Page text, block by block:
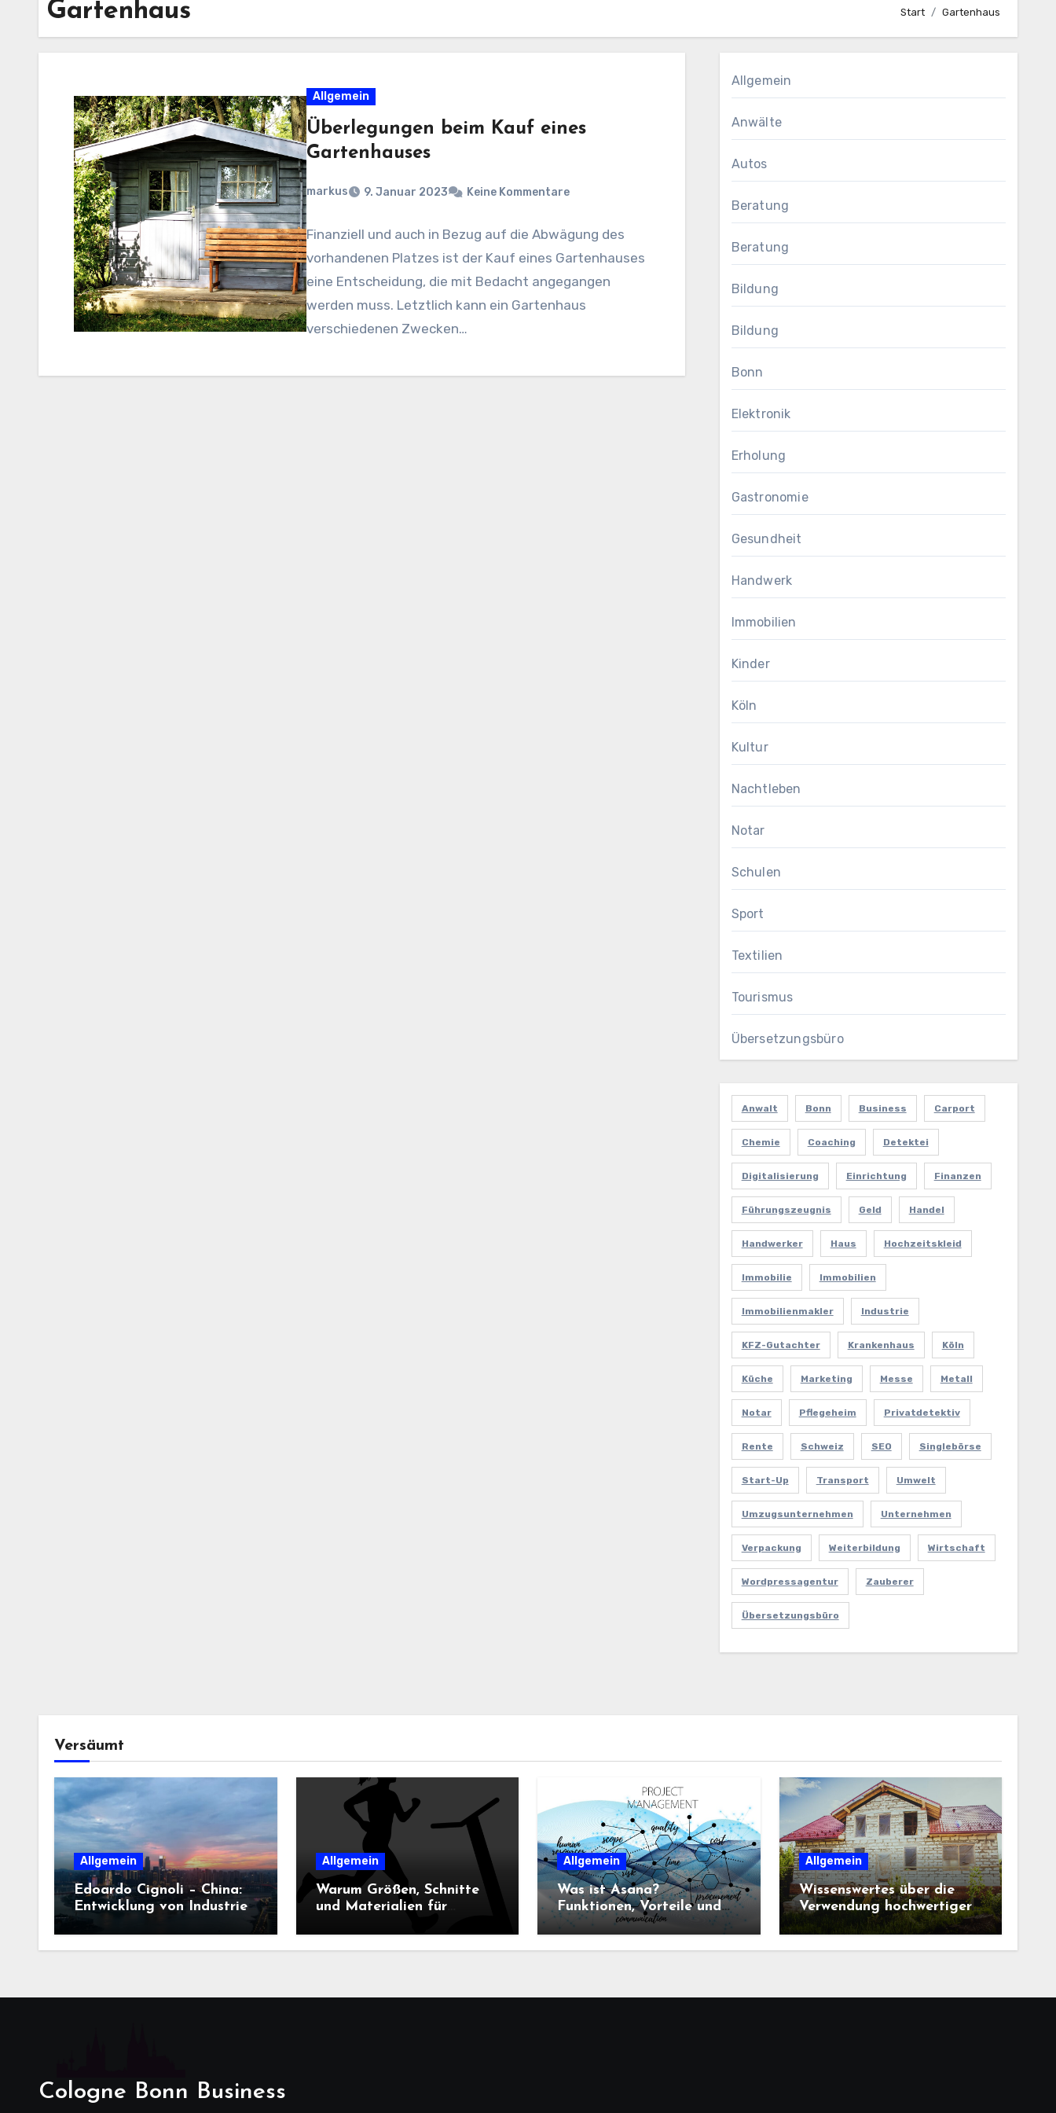
Gartenhaus Start Gartenhaus
Allgemein
Überlegungen beim Kauf eines
Gartenhauses
markus 9. Januar 2023 Keine Kommentare
Finanziell und auch in Bezug auf die Abwägung des
vorhandenen Platzes ist der Kauf eines Gartenhauses
eine Entscheidung, die mit Bedacht angegangen
werden muss. Letztlich kann ein Gartenhaus
verschiedenen Zwecken…
Allgemein
Anwälte
Autos
Beratung
Beratung
Bildung
Bildung
Bonn
Elektronik
Erholung
Gastronomie
Gesundheit
Handwerk
Immobilien
Kinder
Köln
Kultur
Nachtleben
Notar
Schulen
Sport
Textilien
Tourismus
Übersetzungsbüro
Anwalt Bonn Business Carport
Chemie Coaching Detektei
Digitalisierung Einrichtung Finanzen
Führungszeugnis Geld Handel
Handwerker Haus Hochzeitskleid
Immobilie Immobilien
Immobilienmakler Industrie
KFZ-Gutachter Krankenhaus Köln
Küche Marketing Messe Metall
Notar Pflegeheim Privatdetektiv
Rente Schweiz SEO Singlebörse
Start-Up Transport Umwelt
Umzugsunternehmen Unternehmen
Verpackung Weiterbildung Wirtschaft
Wordpressagentur Zauberer
Übersetzungsbüro
Versäumt
Allgemein
Edoardo Cignoli – China:
Entwicklung von Industrie,
Technologie
Allgemein
Warum Größen, Schnitte
und Materialien für
entscheidend sind
Allgemein
Was ist Asana?
Funktionen, Vorteile und
Einsatz im
Projektmanagement
Allgemein
Wissenswertes über die
Verwendung hochwertiger
Baustoffe im Haus und
beim Hausbau
Cologne Bonn Business